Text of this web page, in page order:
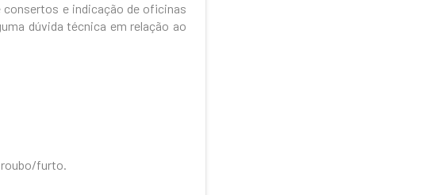
consertos e indicação de oficinas
dúvida técnica em relação ao
roubo/furto.